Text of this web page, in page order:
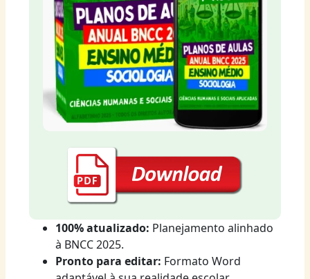
100% atualizado: Planejamento alinhado
à BNCC 2025.
Pronto para editar: Formato Word